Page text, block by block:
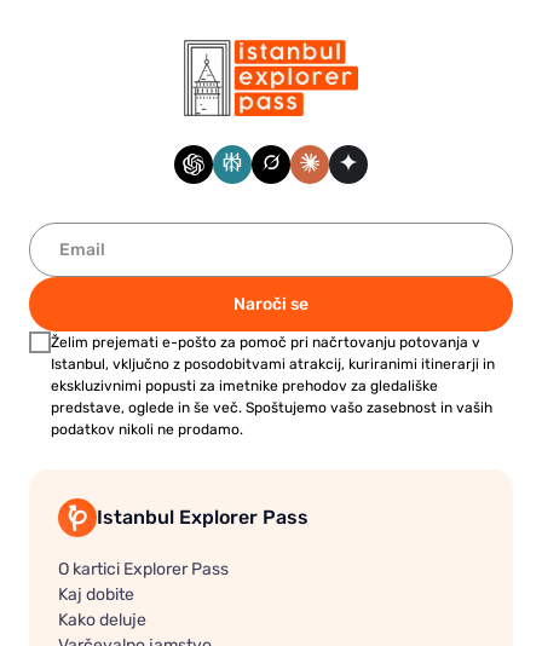
Naroči se
Želim prejemati e-pošto za pomoč pri načrtovanju potovanja v
Istanbul, vključno z posodobitvami atrakcij, kuriranimi itinerarji in
ekskluzivnimi popusti za imetnike prehodov za gledališke
predstave, oglede in še več. Spoštujemo vašo zasebnost in vaših
podatkov nikoli ne prodamo.
Istanbul Explorer Pass
O kartici Explorer Pass
Kaj dobite
Kako deluje